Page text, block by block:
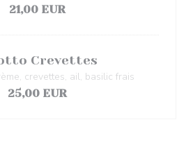
21,00 EUR
Crevettes
crevettes, ail, basilic frais
25,00 EUR